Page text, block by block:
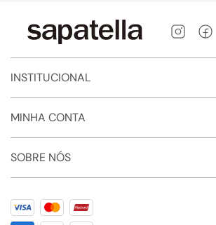
INSTITUCIONAL
MINHA CONTA
SOBRE NÓS